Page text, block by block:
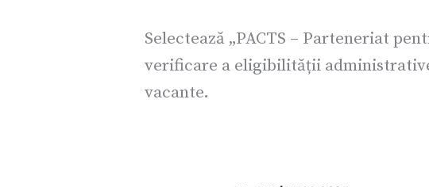
Selectează „PACTS – Parteneriat
verificare a eligibilității
vacante.